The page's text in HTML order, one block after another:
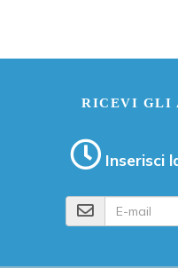
RICEVI GLI
Inserisci